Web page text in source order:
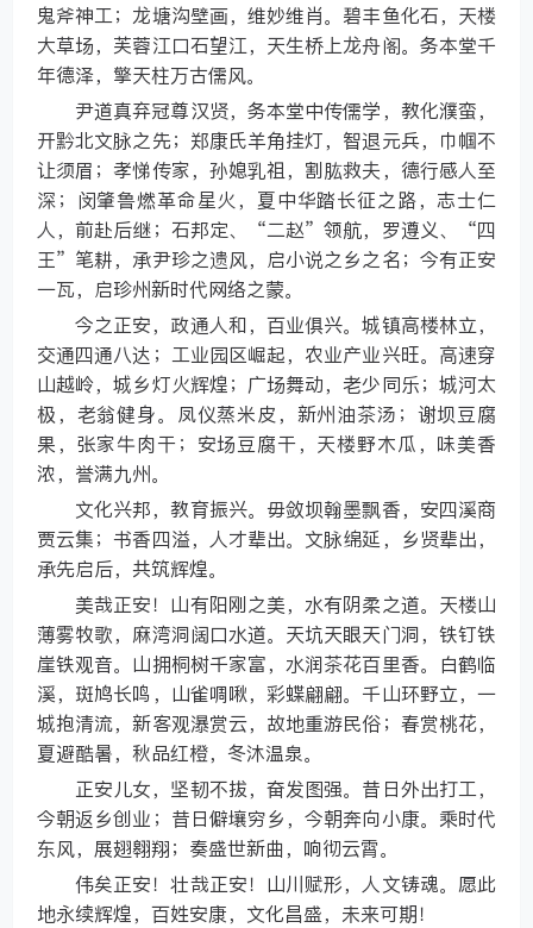
鬼斧神工；龙塘沟壁画，维妙维肖。碧丰鱼化石，天楼
大草场，芙蓉江口石望江，天生桥上龙舟阁。务本堂千
年德泽，擎天柱万古儒风。
尹道真弃冠尊汉贤，务本堂中传儒学，教化濮蛮，
开黔北文脉之先；郑康氏羊角挂灯，智退元兵，巾帼不
让须眉；孝悌传家，孙媳乳祖，割肱救夫，德行感人至
深；闵肇鲁燃革命星火，夏中华踏长征之路，志士仁
人，前赴后继；石邦定、“二赵”领航，罗遵义、“四
王”笔耕，承尹珍之遗风，启小说之乡之名；今有正安
一瓦，启珍州新时代网络之蒙。
今之正安，政通人和，百业俱兴。城镇高楼林立，
交通四通八达；工业园区崛起，农业产业兴旺。高速穿
山越岭，城乡灯火辉煌；广场舞动，老少同乐；城河太
极，老翁健身。凤仪蒸米皮，新州油茶汤；谢坝豆腐
果，张家牛肉干；安场豆腐干，天楼野木瓜，味美香
浓，誉满九州。
文化兴邦，教育振兴。毋敛坝翰墨飘香，安四溪商
贾云集；书香四溢，人才辈出。文脉绵延，乡贤辈出，
承先启后，共筑辉煌。
美哉正安！山有阳刚之美，水有阴柔之道。天楼山
薄雾牧歌，麻湾洞阔口水道。天坑天眼天门洞，铁钉铁
崖铁观音。山拥桐树千家富，水润茶花百里香。白鹤临
溪，斑鸠长鸣，山雀啁啾，彩蝶翩翩。千山环野立，一
城抱清流，新客观瀑赏云，故地重游民俗；春赏桃花，
夏避酷暑，秋品红橙，冬沐温泉。
正安儿女，坚韧不拔，奋发图强。昔日外出打工，
今朝返乡创业；昔日僻壤穷乡，今朝奔向小康。乘时代
东风，展翅翱翔；奏盛世新曲，响彻云霄。
伟矣正安！壮哉正安！山川赋形，人文铸魂。愿此
地永续辉煌，百姓安康，文化昌盛，未来可期！